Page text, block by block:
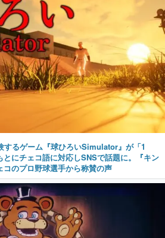
するゲーム『球ひろいSimulator』が「1
にチェコ語に対応しSNSで話題に。『キン
のプロ野球選手から称賛の声